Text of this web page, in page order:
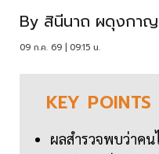
By สินีนาถ ผดุงกา
09 ก.ค. 69 | 09:15 น.
KEY POINTS
ผลสำรวจพบว่าคน